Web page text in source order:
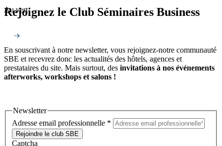
Au vert
Rejoignez le Club Séminaires Business
En souscrivant à notre newsletter, vous rejoignez-notre communauté
SBE et recevrez donc les actualités des hôtels, agences et
prestataires du site. Mais surtout, des invitations à nos événements
afterworks, workshops et salons !
Newsletter
Adresse email professionnelle *
Rejoindre le club SBE
Captcha